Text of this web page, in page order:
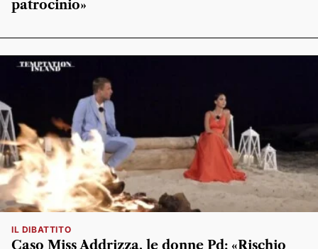
patrocinio»
IL DIBATTITO
Caso Miss Addrizza, le donne Pd: «Rischio